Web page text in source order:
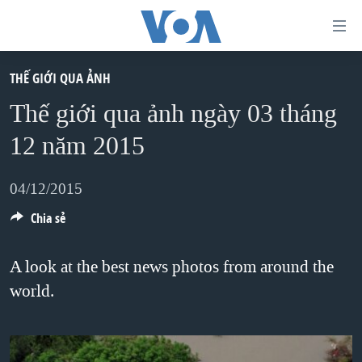
dẫn
truy
cập
Tới
dung
chính
điều
hướng
Đi
TRANG CHỦ
VIỆT NAM
HOA KỲ
DIỄN ĐÀN
MỤC
VẠCH TRẦN TIN GIẢ
CHIẾN TRANH THƯƠNG MẠI CỦA MỸ: QUÁ KHỨ VÀ HIỆN
HỌC TIẾNG ANH
THẾ GIỚI QUA ẢNH
Thế giới qua ảnh ngày 03 tháng
12 năm 2015
04/12/2015
A look at the best news photos from around the
world.
Chia sẻ